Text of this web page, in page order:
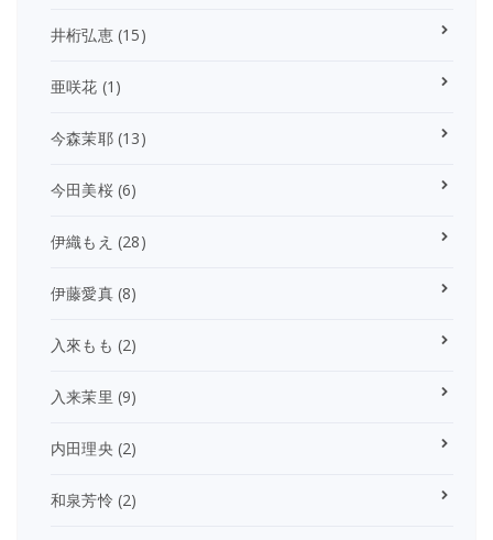
井桁弘恵(15)
亜咲花 (1)
今森茉耶(13)
今田美桜(6)
伊織もえ (28)
伊藤愛真(8)
入來もも (2)
入来茉里 (9)
内田理央 (2)
和泉芳怜 (2)